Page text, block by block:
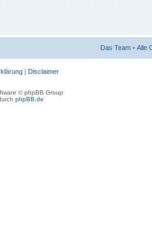
Das Team • Alle
| Disclaimer
© phpBB Group
phpBB.de